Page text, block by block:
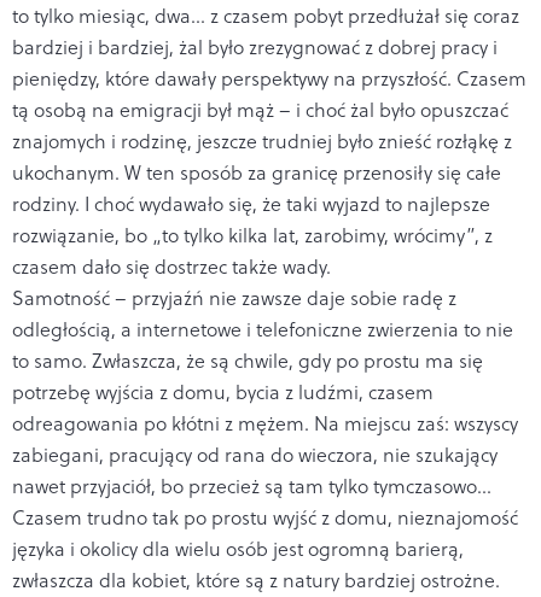
to tylko miesiąc, dwa... z czasem pobyt przedłużał się coraz
bardziej i bardziej, żal było zrezygnować z dobrej pracy i
pieniędzy, które dawały perspektywy na przyszłość. Czasem
tą osobą na emigracji był mąż – i choć żal było opuszczać
znajomych i rodzinę, jeszcze trudniej było znieść rozłąkę z
ukochanym. W ten sposób za granicę przenosiły się całe
rodziny. I choć wydawało się, że taki wyjazd to najlepsze
rozwiązanie, bo „to tylko kilka lat, zarobimy, wrócimy”, z
czasem dało się dostrzec także wady.
Samotność – przyjaźń nie zawsze daje sobie radę z
odległością, a internetowe i telefoniczne zwierzenia to nie
to samo. Zwłaszcza, że są chwile, gdy po prostu ma się
potrzebę wyjścia z domu, bycia z ludźmi, czasem
odreagowania po kłótni z mężem. Na miejscu zaś: wszyscy
zabiegani, pracujący od rana do wieczora, nie szukający
nawet przyjaciół, bo przecież są tam tylko tymczasowo...
Czasem trudno tak po prostu wyjść z domu, nieznajomość
języka i okolicy dla wielu osób jest ogromną barierą,
zwłaszcza dla kobiet, które są z natury bardziej ostrożne.